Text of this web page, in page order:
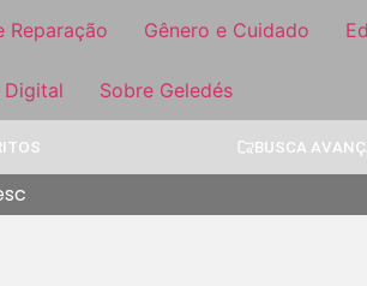
Reparação Gênero e Cuidado
Digital Sobre Geledés
BUSCA